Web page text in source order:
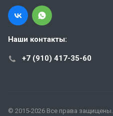
Наши контакты:
+7 (910) 417-35-60
© 2015-2026 Все права защищены.